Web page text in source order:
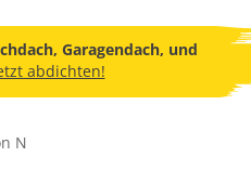
Garagendach, und
abdichten!
N